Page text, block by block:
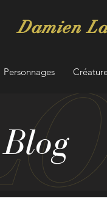
Damien
Personnages
Blog